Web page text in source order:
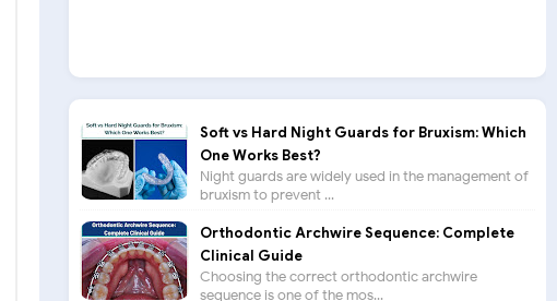
Soft vs Hard Night Guards for Bruxism: Which
One Works Best?
Night guards are widely used in the management of
bruxism to prevent ...
Orthodontic Archwire Sequence: Complete
Clinical Guide
Choosing the correct orthodontic archwire
sequence is one of the mos...